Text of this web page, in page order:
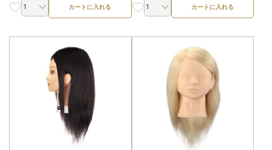
カートに入れる カートに入れる